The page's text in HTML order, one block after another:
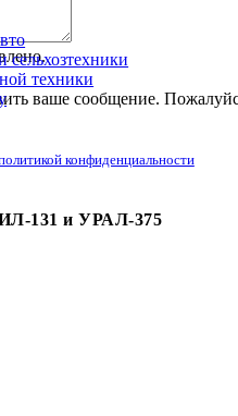
сельхозтехники
техники
ваше сообщение.
конфиденциальности
131 и УРАЛ-375